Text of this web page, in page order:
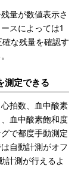
量が数値表示さ
スによっては1
な残量を確認す
測定できる
拍数、血中酸素
血中酸素飽和度
で都度手動測定
自動計測がオフ
計測が行えるよ